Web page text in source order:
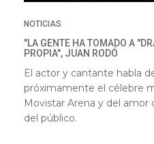
NOTICIAS
"LA GENTE HA TOMADO A
PROPIA", JUAN RODÓ
El actor y cantante habla
próximamente el célebre
Movistar Arena y del
del público.